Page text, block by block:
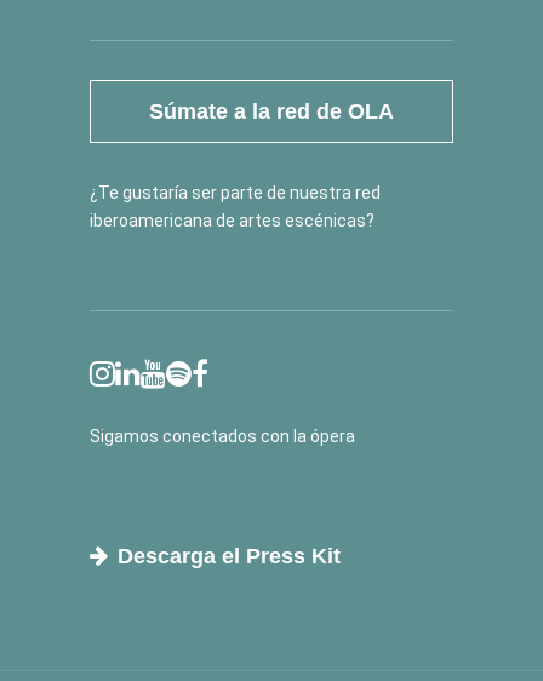
Súmate a la red de OLA
¿Te gustaría ser parte de nuestra red
iberoamericana de artes escénicas?
Sigamos conectados con la ópera
Descarga el Press Kit